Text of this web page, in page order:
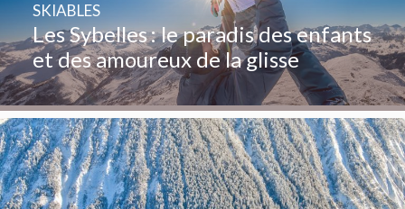
Les Sybelles : le paradis des enfants
et des amoureux de la glisse
SKIABLES